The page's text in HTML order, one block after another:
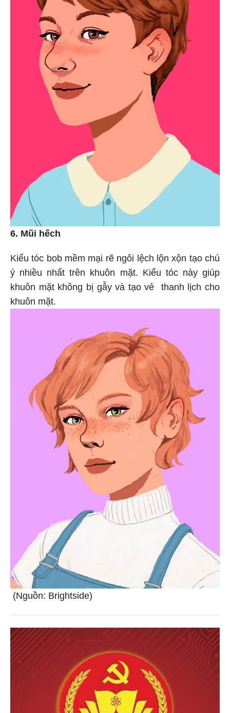
6. Mũi hếch
Kiểu tóc bob mềm mại rẽ ngôi lệch lộn xộn tạo chú
ý nhiều nhất trên khuôn mặt. Kiểu tóc này giúp
khuôn mặt không bị gẫy và tạo vẻ thanh lịch cho
khuôn mặt.
(Nguồn: Brightside)